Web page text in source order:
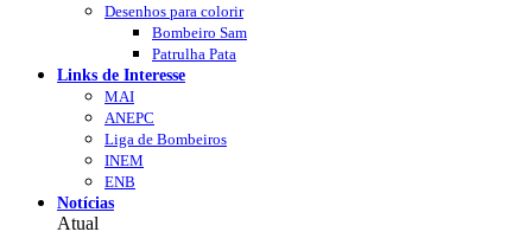
Desenhos para colorir
Bombeiro Sam
Patrulha Pata
Links de Interesse
MAI
ANEPC
Liga de Bombeiros
INEM
ENB
Notícias
Atual